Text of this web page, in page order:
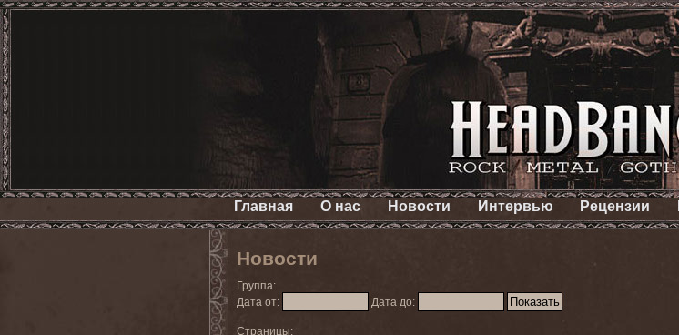
Главная О нас Новости Интервью Рецензии
Новости
Группа:
Дата от:
Дата до:
Страницы: